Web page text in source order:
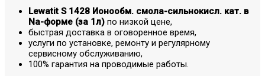
Lewatit S 1428 Ионообм. смола-сильнокисл. кат. в
Na-форме (за 1л) по низкой цене,
быстрая доставка в оговоренное время,
услуги по установке, ремонту и регулярному
сервисному обслуживанию,
100% гарантия на проводимые работы.